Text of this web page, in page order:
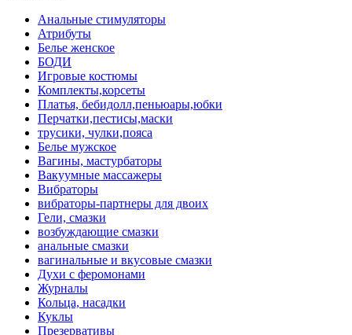
Анальные стимуляторы
Атрибуты
Белье женское
БОДИ
Игровые костюмы
Комплекты,корсеты
Платья, бебидолл,пеньюары,юбки
Перчатки,пестисы,маски
трусики, чулки,пояса
Белье мужское
Вагины, мастурбаторы
Вакуумные массажеры
Вибраторы
вибраторы-партнеры для двоих
Гели, смазки
возбуждающие смазки
анальные смазки
вагинальные и вкусовые смазки
Духи с феромонами
Журналы
Кольца, насадки
Куклы
Презервативы